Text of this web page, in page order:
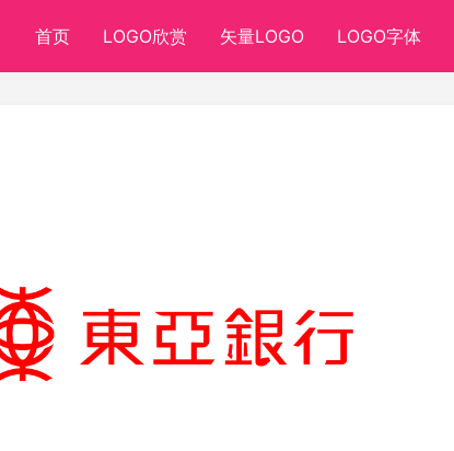
首页 LOGO欣赏 矢量LOGO LOGO字体